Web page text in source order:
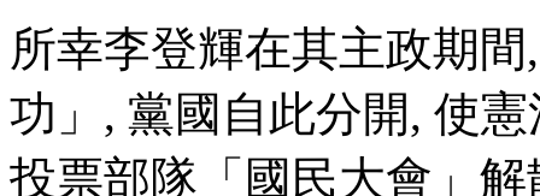
所幸李登輝在其主政期
功」, 黨國自此分開, 使
投票部隊「國民大會」